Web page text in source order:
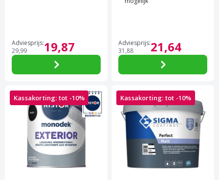
19,87
Adviesprijs:
29,99 21,64
Adviesprijs:
31,88
Kassakorting: tot -10% Kassakorting: tot -10%